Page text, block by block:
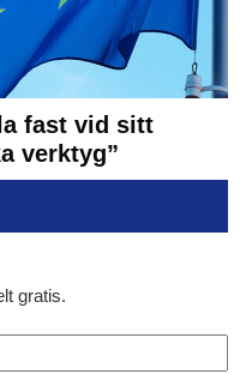
fast vid sitt
verktyg”
gratis.